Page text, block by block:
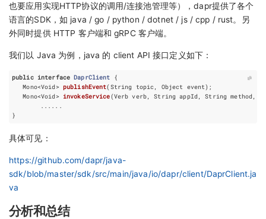
也要应用实现HTTP协议的调用/连接池管理等），dapr提供了各个
语言的SDK，如 java / go / python / dotnet / js / cpp / rust。另
外同时提供 HTTP 客户端和 gRPC 客户端。
我们以 Java 为例，java 的 client API 接口定义如下：
public interface DaprClient
{
Mono<Void> publishEvent(String topic , Object event) ;
Mono<Void> invokeService(Verb verb, String appId , String method ,
......
}
具体可见：
https://github.com/dapr/java-
sdk/blob/master/sdk/src/main/java/io/dapr/client/DaprClient.ja
va
分析和总结